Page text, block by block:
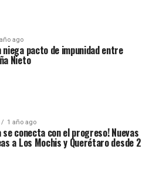
ago
niega pacto de impunidad entre
Nieto
1 año ago
se conecta con el progreso! Nuevas
a Los Mochis y Querétaro desde 2